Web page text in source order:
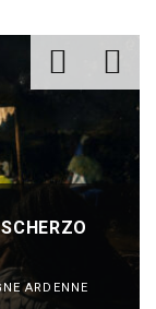
ARDENNE